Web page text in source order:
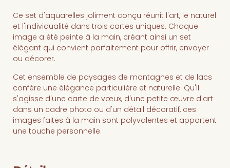
Ce set d'aquarelles joliment conçu réunit l'art, le naturel
et l'individualité dans trois cartes uniques. Chaque
image a été peinte à la main, créant ainsi un set
élégant qui convient parfaitement pour offrir, envoyer
ou décorer.
Cet ensemble de paysages de montagnes et de lacs
confère une élégance particulière et naturelle. Qu'il
s'agisse d'une carte de vœux, d'une petite œuvre d'art
dans un cadre photo ou d'un détail décoratif, ces
images faites à la main sont polyvalentes et apportent
une touche personnelle.